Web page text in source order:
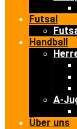
Futsal
Handball
A-
Über uns